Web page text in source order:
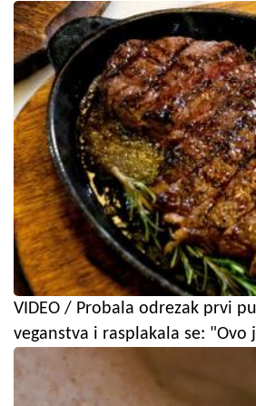
VIDEO / Probala odrezak prvi
veganstva i rasplakala se: